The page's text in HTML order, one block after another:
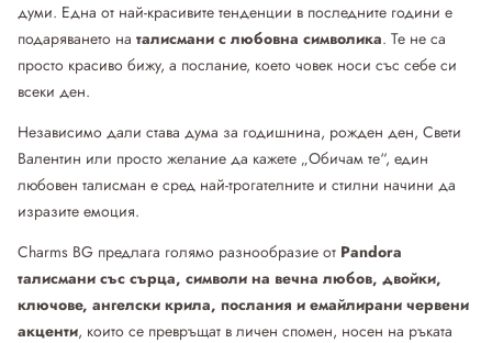
думи. Една от най-красивите тенденции в последните години е
подаряването на талисмани с любовна символика. Те не са
просто красиво бижу, а послание, което човек носи със себе си
всеки ден.
Независимо дали става дума за годишнина, рожден ден, Свети
Валентин или просто желание да кажете „Обичам те“, един
любовен талисман е сред най-трогателните и стилни начини да
изразите емоция.
Charms BG предлага голямо разнообразие от Pandora
талисмани със сърца, символи на вечна любов, двойки,
ключове, ангелски крила, послания и емайлирани червени
акценти, които се превръщат в личен спомен, носен на ръката